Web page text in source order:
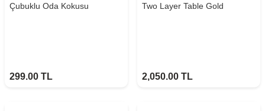
Çubuklu Oda Kokusu
299.00 TL
Two Layer Table Gold
2,050.00 TL